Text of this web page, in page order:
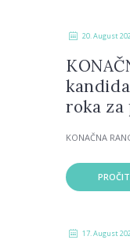
20. August
roka za
KONAČNA
17. August